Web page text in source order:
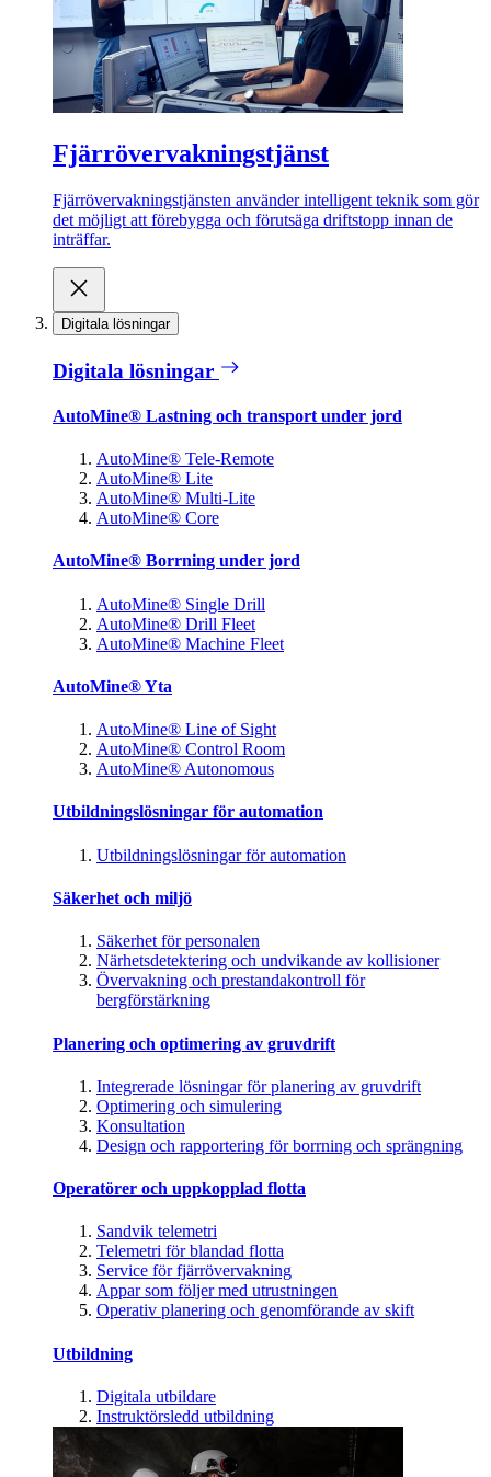
Fjärrövervakningstjänst
Fjärrövervakningstjänsten använder intelligent teknik som gör
det möjligt att förebygga och förutsäga driftstopp innan de
inträffar.
Digitala lösningar
Digitala lösningar
AutoMine® Lastning och transport under jord
AutoMine® Tele-Remote
AutoMine® Lite
AutoMine® Multi-Lite
AutoMine® Core
AutoMine® Borrning under jord
AutoMine® Single Drill
AutoMine® Drill Fleet
AutoMine® Machine Fleet
AutoMine® Yta
AutoMine® Line of Sight
AutoMine® Control Room
AutoMine® Autonomous
Utbildningslösningar för automation
Utbildningslösningar för automation
Säkerhet och miljö
Säkerhet för personalen
Närhetsdetektering och undvikande av kollisioner
Övervakning och prestandakontroll för
bergförstärkning
Planering och optimering av gruvdrift
Integrerade lösningar för planering av gruvdrift
Optimering och simulering
Konsultation
Design och rapportering för borrning och sprängning
Operatörer och uppkopplad flotta
Sandvik telemetri
Telemetri för blandad flotta
Service för fjärrövervakning
Appar som följer med utrustningen
Operativ planering och genomförande av skift
Utbildning
Digitala utbildare
Instruktörsledd utbildning